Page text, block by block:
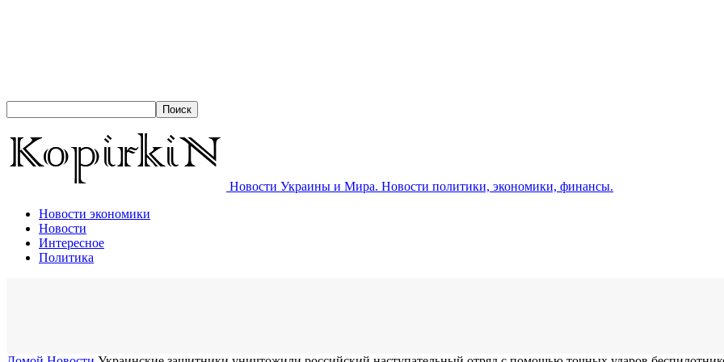
Новости Украины и Мира. Новости политики, экономики, финансы.
Новости экономики
Новости
Интересное
Политика